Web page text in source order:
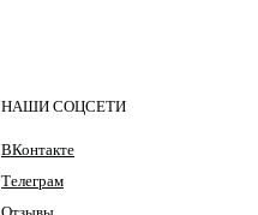
НАШИ СОЦСЕТИ
ВКонтакте
Телеграм